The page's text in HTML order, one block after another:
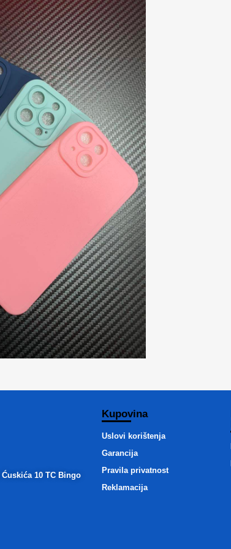
10 TC Bingo
Kupovina
Uslovi korištenja
Garancija
Pravila privatnost
Reklamacija